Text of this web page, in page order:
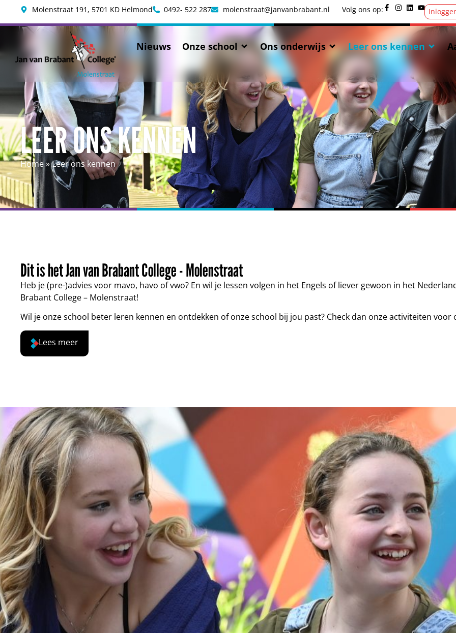
Molenstraat 191, 5701 KD Helmond 0492- 522 287 molenstraat@janvanbrabant.nl Volg ons op:
Nieuws Onze school Ons onderwijs Leer ons kennen
LEER ONS KENNEN
Home»Leer ons kennen
Dit is het Jan van Brabant College - Molenstraat
Heb je (pre-)advies voor mavo, havo of vwo? En wil je lessen volgen in het Engels of liever gewoon in het
Brabant College – Molenstraat!
Wil je onze school beter leren kennen en ontdekken of onze school bij jou past? Check dan onze activiteiten
Lees meer